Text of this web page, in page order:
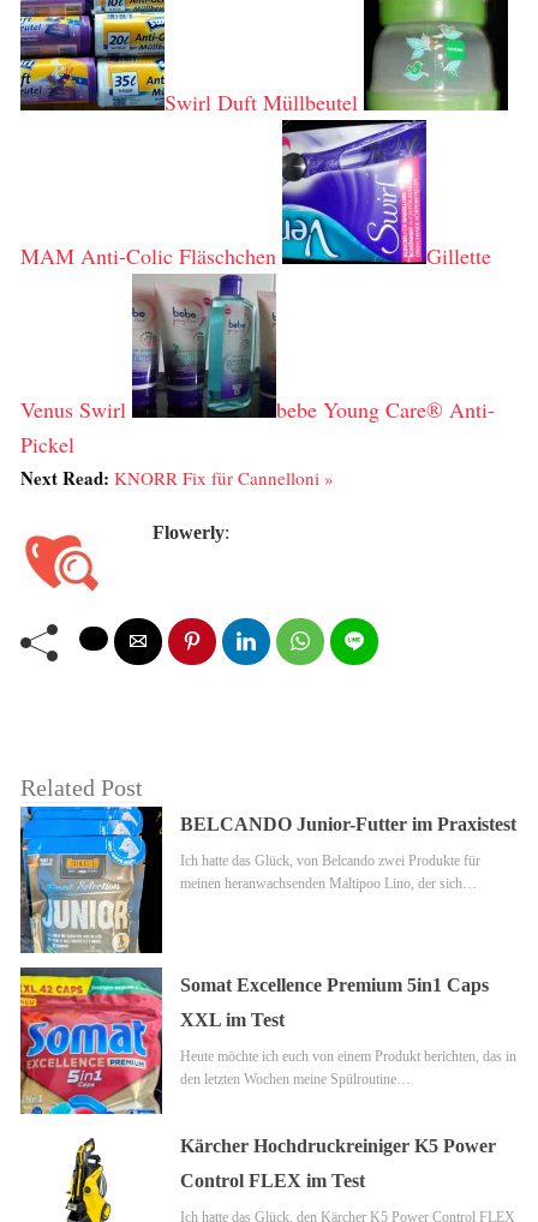
Swirl Duft Müllbeutel
MAM Anti-Colic Fläschchen Gillette
Venus Swirl
bebe Young Care® Anti-
Pickel
Next Read: KNORR Fix für Cannelloni »
Flowerly:
Related Post
BELCANDO Junior-Futter im Praxistest
Ich hatte das Glück, von Belcando zwei Produkte für
meinen heranwachsenden Maltipoo Lino, der sich…
Somat Excellence Premium 5in1 Caps
XXL im Test
Heute möchte ich euch von einem Produkt berichten, das in
den letzten Wochen meine Spülroutine…
Kärcher Hochdruckreiniger K5 Power
Control FLEX im Test
Ich hatte das Glück, den Kärcher K5 Power Control FLEX